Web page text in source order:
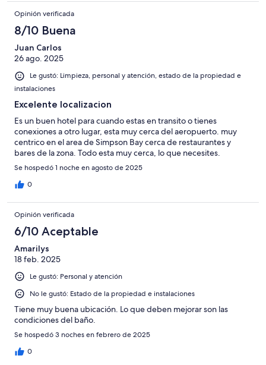
Opinión verificada
8/10 Buena
Juan Carlos
26 ago. 2025
Le gustó: Limpieza, personal y atención, estado de la propiedad e
instalaciones
Excelente localizacion
Es un buen hotel para cuando estas en transito o tienes
conexiones a otro lugar, esta muy cerca del aeropuerto. muy
centrico en el area de Simpson Bay cerca de restaurantes y
bares de la zona. Todo esta muy cerca, lo que necesites.
Se hospedó 1 noche en agosto de 2025
0
Opinión verificada
6/10 Aceptable
Amarilys
18 feb. 2025
Le gustó: Personal y atención
No le gustó: Estado de la propiedad e instalaciones
Tiene muy buena ubicación. Lo que deben mejorar son las
condiciones del baño.
Se hospedó 3 noches en febrero de 2025
0